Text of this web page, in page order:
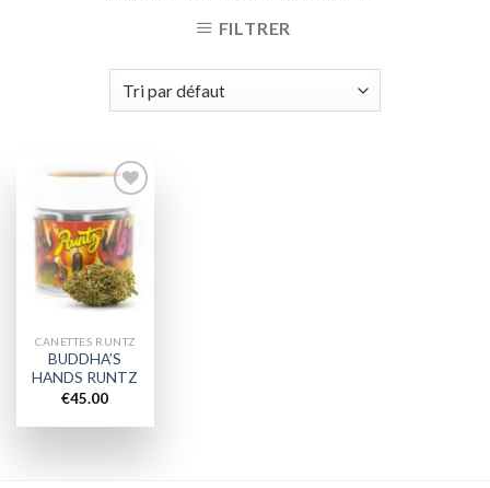
FILTRER
Add to
wishlist
CANETTES RUNTZ
BUDDHA’S
HANDS RUNTZ
€45.00